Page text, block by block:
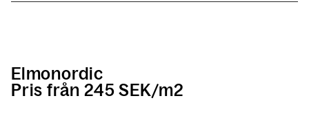
Elmonordic
Pris från 245 SEK/m2